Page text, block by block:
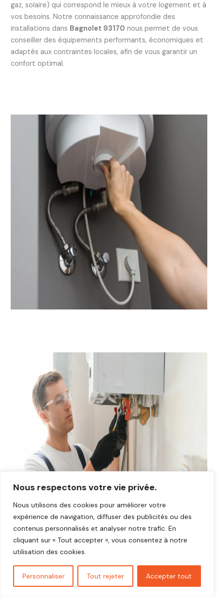
Nous respectons votre vie privée.
Nous utilisons des cookies pour améliorer votre
expérience de navigation, diffuser des publicités ou des
contenus personnalisés et analyser notre trafic. En
cliquant sur « Tout accepter », vous consentez à notre
utilisation des cookies.
Personnaliser Tout rejeter Accepter tout
gaz, solaire) qui correspond le mieux à votre logement et à
vos besoins. Notre connaissance approfondie des
installations dans Bagnolet 93170 nous permet de vous
conseiller des équipements performants, économiques et
adaptés aux contraintes locales, afin de vous garantir un
confort optimal.
Vous cherchez un plombier fiable et réactif dansBagnolet
93170?